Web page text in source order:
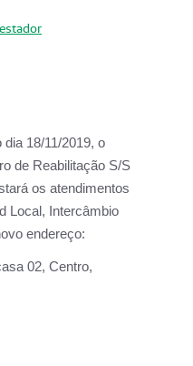
dia 18/11/2019, o
de Reabilitação S/S
os atendimentos
Local, Intercâmbio
endereço:
02, Centro,